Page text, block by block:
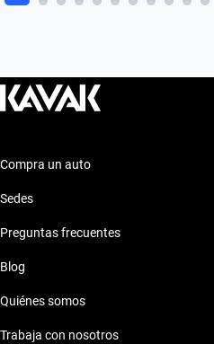
Compra un auto
Sedes
Preguntas frecuentes
Blog
Quiénes somos
Trabaja con nosotros